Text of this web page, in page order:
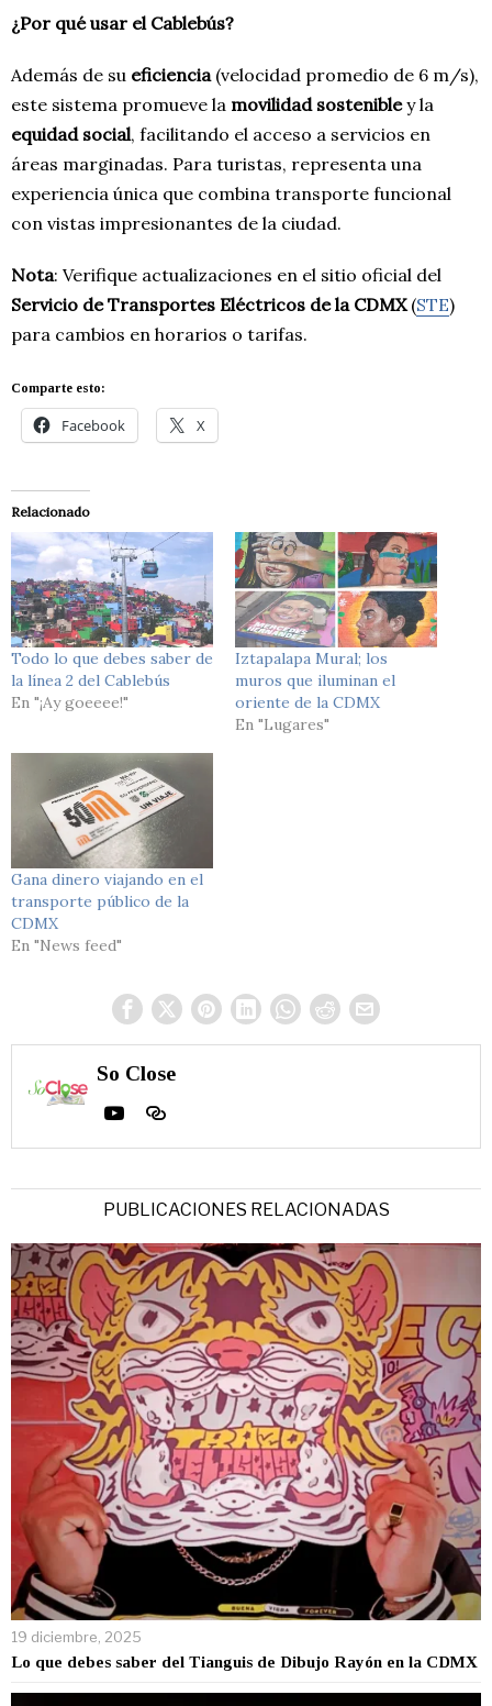
¿Por qué usar el Cablebús?
Además de su eficiencia(velocidad promedio de 6 m/s),
este sistema promueve la movilidad sostenibley la
equidad social, facilitando el acceso a servicios en
áreas marginadas. Para turistas, representa una
experiencia única que combina transporte funcional
con vistas impresionantes de la ciudad.
Nota: Verifique actualizaciones en el sitio oficial del
Servicio de Transportes Eléctricos de la CDMX(STE)
para cambios en horarios o tarifas.
Comparte esto:
Facebook X
Relacionado
Todo lo que debes saber de
la línea 2 del Cablebús
En "¡Ay goeeee!"
Iztapalapa Mural; los
muros que iluminan el
oriente de la CDMX
En "Lugares"
Gana dinero viajando en el
transporte público de la
CDMX
En "News feed"
So Close
PUBLICACIONES RELACIONADAS
19 diciembre, 2025
Lo que debes saber del Tianguis de Dibujo Rayón en la CDMX